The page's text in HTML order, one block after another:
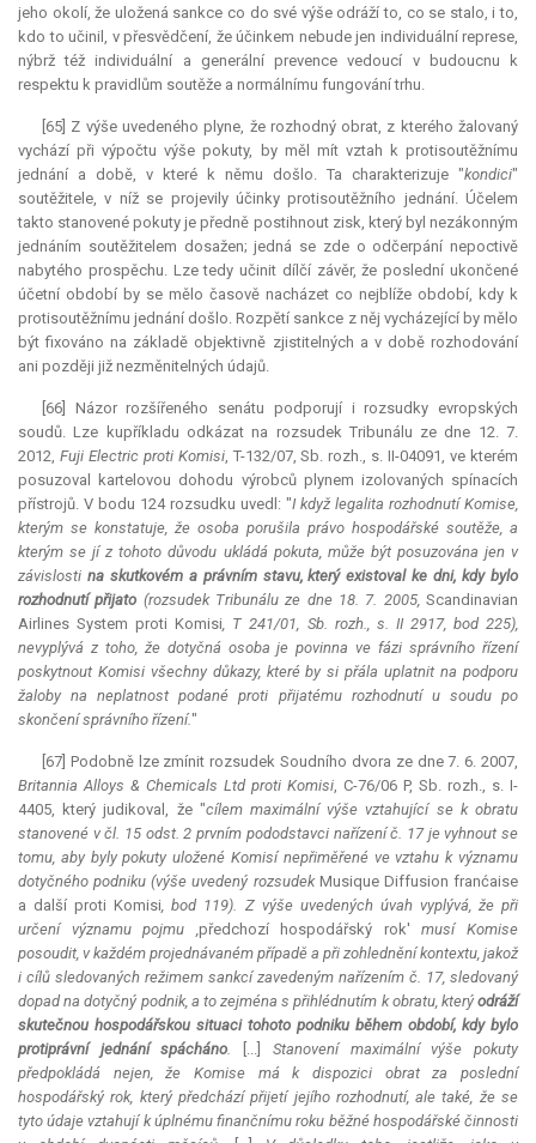
jeho okolí, že uložená sankce co do své výše odráží to, co se stalo, i to,
kdo to učinil, v přesvědčení, že účinkem nebude jen individuální represe,
nýbrž též individuální a generální prevence vedoucí v budoucnu k
respektu k pravidlům soutěže a normálnímu fungování trhu.
[65] Z výše uvedeného plyne, že rozhodný obrat, z kterého žalovaný
vychází při výpočtu výše pokuty, by měl mít vztah k protisoutěžnímu
jednání a době, v které k němu došlo. Ta charakterizuje "kondici"
soutěžitele, v níž se projevily účinky protisoutěžního jednání. Účelem
takto stanovené pokuty je předně postihnout zisk, který byl nezákonným
jednáním soutěžitelem dosažen; jedná se zde o odčerpání nepoctivě
nabytého prospěchu. Lze tedy učinit dílčí závěr, že poslední ukončené
účetní období by se mělo časově nacházet co nejblíže období, kdy k
protisoutěžnímu jednání došlo. Rozpětí sankce z něj vycházející by mělo
být fixováno na základě objektivně zjistitelných a v době rozhodování
ani později již nezměnitelných údajů.
[66] Názor rozšířeného senátu podporují i rozsudky evropských
soudů. Lze kupříkladu odkázat na rozsudek Tribunálu ze dne 12. 7.
2012, Fuji Electric proti Komisi, T-132/07, Sb. rozh., s. II-04091, ve kterém
posuzoval kartelovou dohodu výrobců plynem izolovaných spínacích
přístrojů. V bodu 124 rozsudku uvedl: "I když legalita rozhodnutí Komise,
kterým se konstatuje, že osoba porušila právo hospodářské soutěže, a
kterým se jí z tohoto důvodu ukládá pokuta, může být posuzována jen v
závislosti na skutkovém a právním stavu, který existoval ke dni, kdy bylo
rozhodnutí přijato (rozsudek Tribunálu ze dne 18. 7. 2005,Scandinavian
Airlines System proti Komisi, T 241/01, Sb. rozh., s. II 2917, bod 225),
nevyplývá z toho, že dotyčná osoba je povinna ve fázi správního řízení
poskytnout Komisi všechny důkazy, které by si přála uplatnit na podporu
žaloby na neplatnost podané proti přijatému rozhodnutí u soudu po
skončení správního řízení."
[67] Podobně lze zmínit rozsudek Soudního dvora ze dne 7. 6. 2007,
Britannia Alloys & Chemicals Ltd proti Komisi, C-76/06 P, Sb. rozh., s. I-
4405, který judikoval, že "cílem maximální výše vztahující se k obratu
stanovené v čl. 15 odst. 2 prvním pododstavci nařízení č. 17 je vyhnout se
tomu, aby byly pokuty uložené Komisí nepřiměřené ve vztahu k významu
dotyčného podniku (výše uvedený rozsudek Musique Diffusion franćaise
a další proti Komisi, bod 119). Z výše uvedených úvah vyplývá, že při
určení významu pojmu ,předchozí hospodářský rok'musí Komise
posoudit, v každém projednávaném případě a při zohlednění kontextu, jakož
i cílů sledovaných režimem sankcí zavedeným nařízením č. 17, sledovaný
dopad na dotyčný podnik, a to zejména s přihlédnutím k obratu, který odráží
skutečnou hospodářskou situaci tohoto podniku během období, kdy bylo
protiprávní jednání spácháno. [...] Stanovení maximální výše pokuty
předpokládá nejen, že Komise má k dispozici obrat za poslední
hospodářský rok, který předchází přijetí jejího rozhodnutí, ale také, že se
tyto údaje vztahují k úplnému finančnímu roku běžné hospodářské činnosti